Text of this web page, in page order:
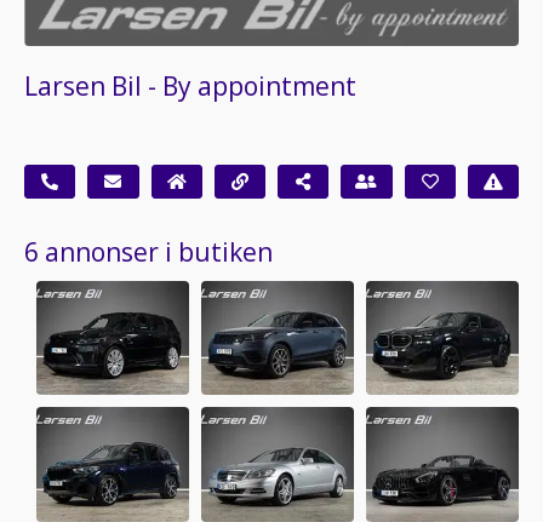
Larsen Bil - By appointment
6 annonser i butiken